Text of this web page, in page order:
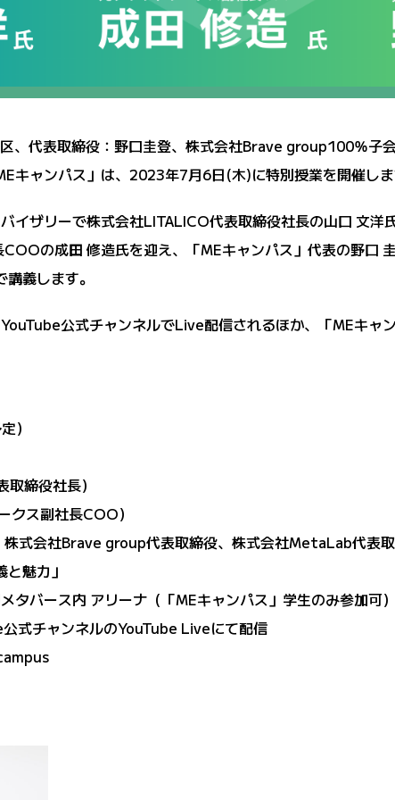
、代表取締役：野口圭登、株式会社Brave group100％子
キャンパス」は、2023年7月6日(木)に特別授業を開催しま
イザリーで株式会社LITALICO代表取締役社長の山口 文洋
の成田 修造氏を迎え、「MEキャンパス」代表の野口
義します。
公式チャンネルでLive配信されるほか、「MEキャ
）
締役社長）
クス副社長COO）
式会社Brave group代表取締役、株式会社MetaLab代表取
魅力」
タバース内 アリーナ（「MEキャンパス」学生のみ参加可）
式チャンネルのYouTube Liveにて配信